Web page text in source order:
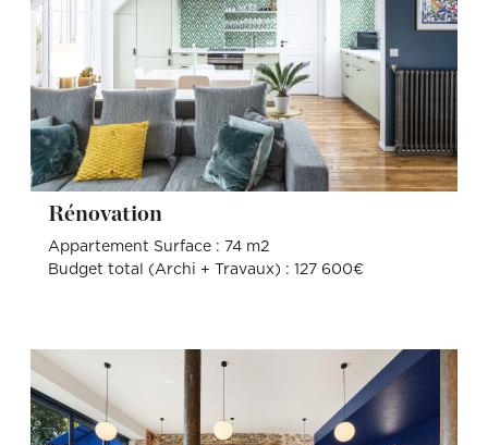
Rénovation
Appartement Surface : 74 m2
Budget total (Archi + Travaux) : 127 600€